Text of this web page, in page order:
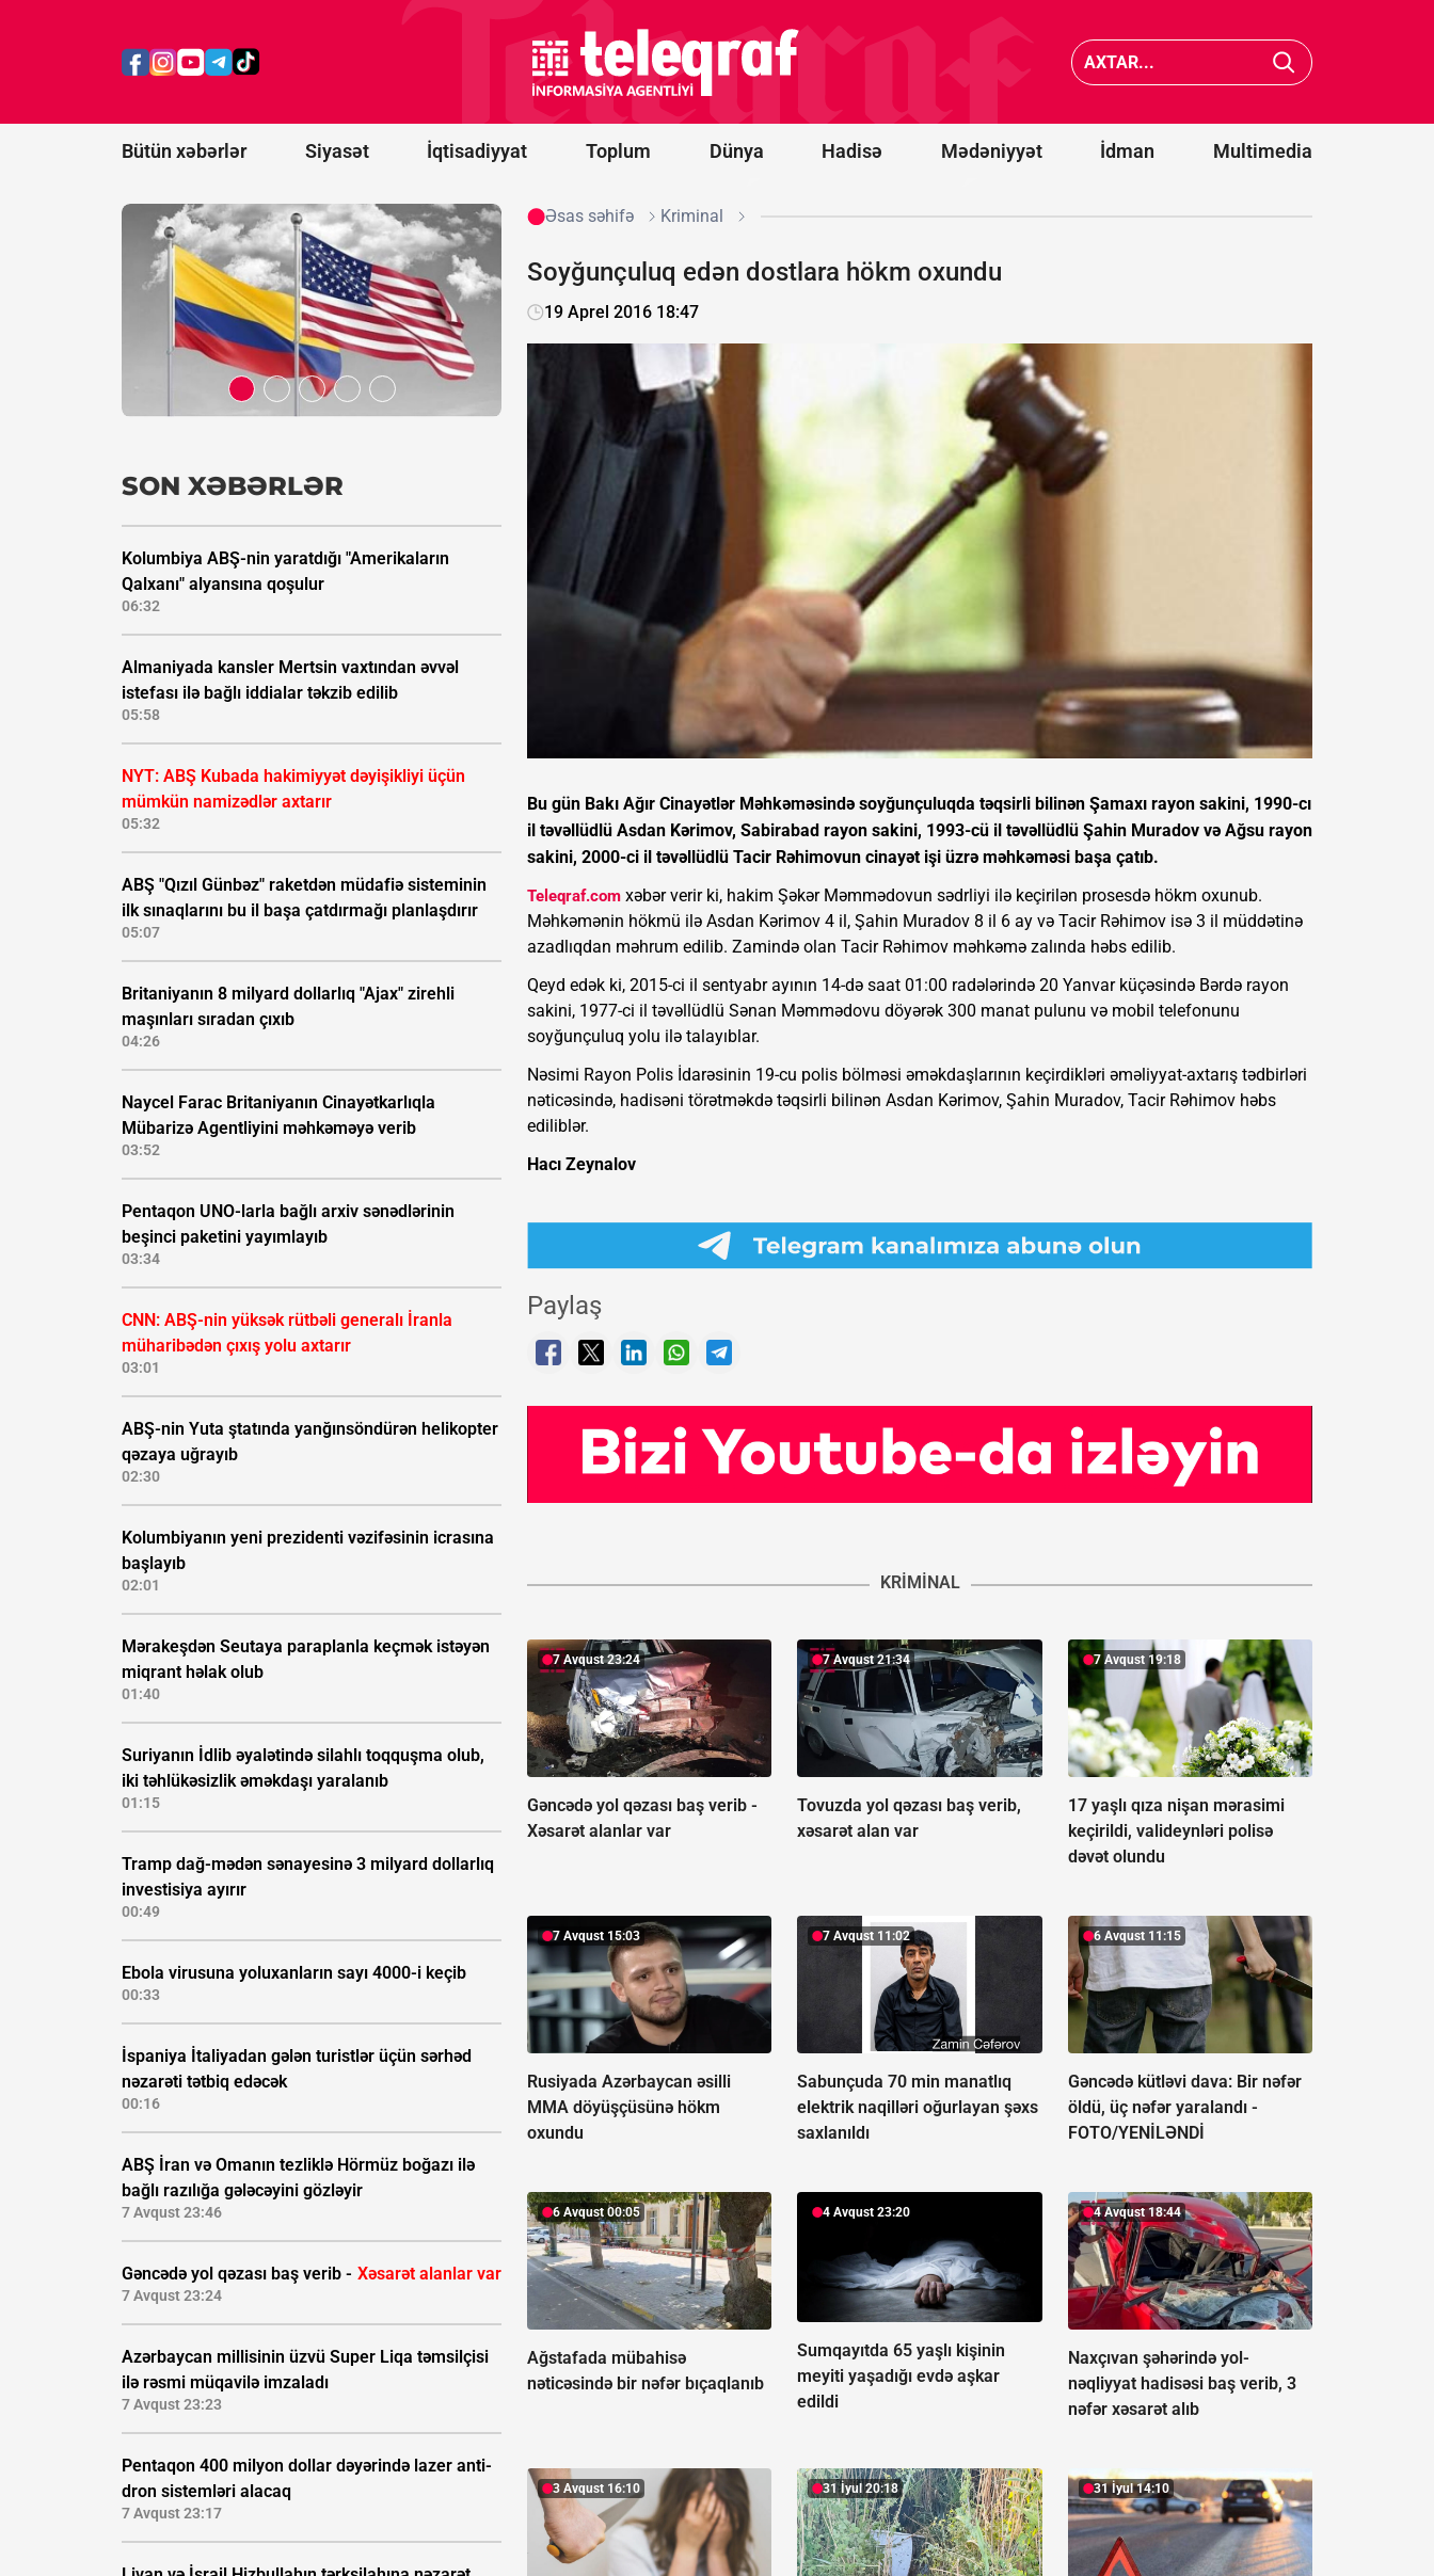
Bütün xəbərlər Siyasət İqtisadiyyat Toplum Dünya Hadisə Mədəniyyət İdman Multimedia
"Amerikaların
qoşulur
sisteminin
ilk
sınaqlarını
bu il başa
çatdırmağı
planlaşdırır
ABŞ-nin Yuta
ştatında
yanğınsöndürən
qəzaya uğrayıb
SON XƏBƏRLƏR
Kolumbiya ABŞ-nin yaratdığı "Amerikaların
Qalxanı" alyansına qoşulur
06:32
Almaniyada kansler Mertsin vaxtından əvvəl
istefası ilə bağlı iddialar təkzib edilib
05:58
NYT: ABŞ Kubada hakimiyyət dəyişikliyi üçün
mümkün namizədlər axtarır
05:32
ABŞ "Qızıl Günbəz" raketdən müdafiə sisteminin
ilk sınaqlarını bu il başa çatdırmağı planlaşdırır
05:07
Britaniyanın 8 milyard dollarlıq "Ajax" zirehli
maşınları sıradan çıxıb
04:26
Naycel Farac Britaniyanın Cinayətkarlıqla
Mübarizə Agentliyini məhkəməyə verib
03:52
Pentaqon UNO-larla bağlı arxiv sənədlərinin
beşinci paketini yayımlayıb
03:34
CNN: ABŞ-nin yüksək rütbəli generalı İranla
müharibədən çıxış yolu axtarır
03:01
ABŞ-nin Yuta ştatında yanğınsöndürən helikopter
qəzaya uğrayıb
02:30
Kolumbiyanın yeni prezidenti vəzifəsinin icrasına
başlayıb
02:01
Mərakeşdən Seutaya paraplanla keçmək istəyən
miqrant həlak olub
01:40
Suriyanın İdlib əyalətində silahlı toqquşma olub,
iki təhlükəsizlik əməkdaşı yaralanıb
01:15
Tramp dağ-mədən sənayesinə 3 milyard dollarlıq
investisiya ayırır
00:49
Ebola virusuna yoluxanların sayı 4000-i keçib
00:33
İspaniya İtaliyadan gələn turistlər üçün sərhəd
nəzarəti tətbiq edəcək
00:16
ABŞ İran və Omanın tezliklə Hörmüz boğazı ilə
bağlı razılığa gələcəyini gözləyir
7 Avqust 23:46
Gəncədə yol qəzası baş verib - Xəsarət alanlar var
7 Avqust 23:24
Azərbaycan millisinin üzvü Super Liqa təmsilçisi
ilə rəsmi müqavilə imzaladı
7 Avqust 23:23
Pentaqon 400 milyon dollar dəyərində lazer anti-
dron sistemləri alacaq
7 Avqust 23:17
Əsas səhifə Kriminal
Soyğunçuluq edən dostlara hökm oxundu
19 Aprel 2016 18:47
Bu gün Bakı Ağır Cinayətlər Məhkəməsində soyğunçuluqda təqsirli bilinən Şamaxı rayon sakini, 1990-cı
il təvəllüdlü Asdan Kərimov, Sabirabad rayon sakini, 1993-cü il təvəllüdlü Şahin Muradov və Ağsu rayon
sakini, 2000-ci il təvəllüdlü Tacir Rəhimovun cinayət işi üzrə məhkəməsi başa çatıb.
Teleqraf.com xəbər verir ki, hakim Şəkər Məmmədovun sədrliyi ilə keçirilən prosesdə hökm oxunub.
Məhkəmənin hökmü ilə Asdan Kərimov 4 il, Şahin Muradov 8 il 6 ay və Tacir Rəhimov isə 3 il müddətinə
azadlıqdan məhrum edilib. Zamində olan Tacir Rəhimov məhkəmə zalında həbs edilib.
Qeyd edək ki, 2015-ci il sentyabr ayının 14-də saat 01:00 radələrində 20 Yanvar küçəsində Bərdə rayon
sakini, 1977-ci il təvəllüdlü Sənan Məmmədovu döyərək 300 manat pulunu və mobil telefonunu
soyğunçuluq yolu ilə talayıblar.
Nəsimi Rayon Polis İdarəsinin 19-cu polis bölməsi əməkdaşlarının keçirdikləri əməliyyat-axtarış tədbirləri
nəticəsində, hadisəni törətməkdə təqsirli bilinən Asdan Kərimov, Şahin Muradov, Tacir Rəhimov həbs
ediliblər.
Hacı Zeynalov
Paylaş
KRIMINAL
7 Avqust 23:24
Gəncədə yol qəzası baş verib -
Xəsarət alanlar var
7 Avqust 21:34
Tovuzda yol qəzası baş verib,
xəsarət alan var
7 Avqust 19:18
17 yaşlı qıza nişan mərasimi
keçirildi, valideynləri polisə
dəvət olundu
7 Avqust 15:03
Rusiyada Azərbaycan əsilli
MMA döyüşçüsünə hökm
oxundu
7 Avqust 11:02
Sabunçuda 70 min manatlıq
elektrik naqilləri oğurlayan şəxs
saxlanıldı
6 Avqust 11:15
Gəncədə kütləvi dava: Bir nəfər
öldü, üç nəfər yaralandı -
FOTO/YENİLƏNDİ
6 Avqust 00:05
Ağstafada mübahisə
nəticəsində bir nəfər bıçaqlanıb
4 Avqust 23:20
Sumqayıtda 65 yaşlı kişinin
meyiti yaşadığı evdə aşkar
edildi
4 Avqust 18:44
Naxçıvan şəhərində yol-
nəqliyyat hadisəsi baş verib, 3
nəfər xəsarət alıb
3 Avqust 16:10 31 İyul 20:18 31 İyul 14:10